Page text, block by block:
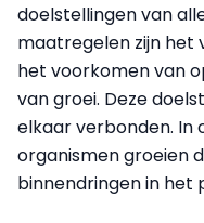
doelstellingen van
maatregelen zijn het
het voorkomen van
van groei. Deze
elkaar verbonden. In
organismen groeien
binnendringen in het